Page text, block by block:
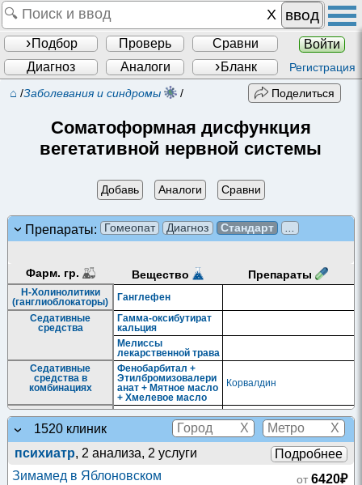
ввод
Подбор Проверь Сравни
Войти
Диагноз
Аналоги Бланк Регистрация
⌂ /Заболевания и синдромы / Поделиться
Соматоформная дисфункция
вегетативной нервной системы
Добавь Аналоги Сравни
Препараты: Гомеопат Диагноз Стандарт
Фарм. гр. Вещество Препараты
Н-Холинолитики
(ганглиоблокаторы)
Ганглефен
Седативные
средства
Гамма-оксибутират
кальция
Мелиссы
лекарственной трава
Седативные
средства в
комбинациях
Фенобарбитал +
Этилбромизовалери
анат + Мятное масло
+ Хмелевое масло
Корвалдин
Сердечные
гликозиды и
негликозидные
кардиотонические
средства
Боярышника плоды Боярышник
Ландыша травы
настойка
Ландыша настойка
ие средства
Дигидроэрготамин
1520 клиник X
X
психиатр, 2 анализа, 2 услуги
Подробнее
Зимамед в Яблоновском
от 6420₽